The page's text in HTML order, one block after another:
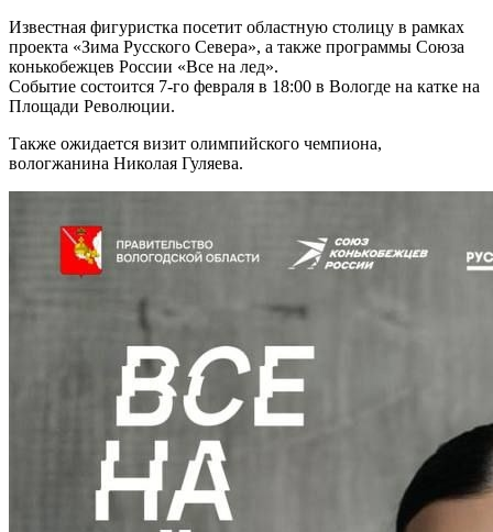
Известная фигуристка посетит областную столицу в рамках
проекта «Зима Русского Севера», а также программы Союза
конькобежцев России «Все на лед».
Событие состоится 7-го февраля в 18:00 в Вологде на катке на
Площади Революции.
Также ожидается визит олимпийского чемпиона,
вологжанина Николая Гуляева.